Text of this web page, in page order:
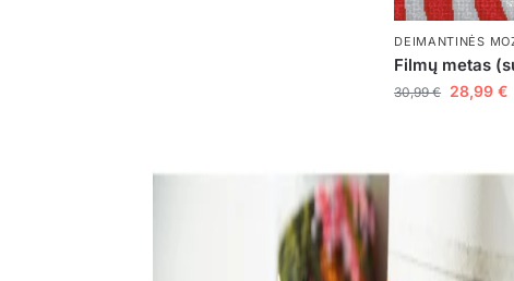
DEIMANTINĖS
Filmų metas
30,99€ 28,99€